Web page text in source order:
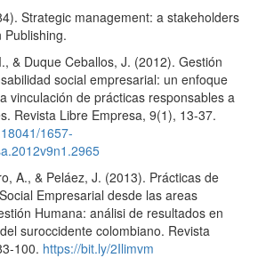
Strategic management: a stakeholders
Publishing.
& Duque Ceballos, J. (2012). Gestión
social empresarial: un enfoque
vinculación de prácticas responsables a
Revista Libre Empresa, 9(1), 13-37.
1657-
A., & Peláez, J. (2013). Prácticas de
Empresarial desde las areas
Humana: análisi de resultados en
suroccidente colombiano. Revista
100. https://bit.ly/2Ilimvm